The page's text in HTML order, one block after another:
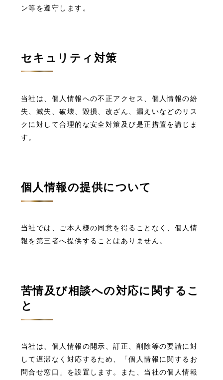
ン等を遵守します。
セキュリティ対策
当社は、個人情報への不正アクセス、個人情報の紛
失、滅失、破壊、毀損、改ざん、漏えいなどのリス
クに対して合理的な安全対策及び是正措置を講じま
す。
個人情報の提供について
当社では、ご本人様の同意を得ることなく、個人情
報を第三者へ提供することはありません。
苦情及び相談への対応に関するこ
と
当社は、個人情報の開示、訂正、削除等の要請に対
して遅滞なく対応するため、「個人情報に関するお
問合せ窓口」を設置します。また、当社の個人情報